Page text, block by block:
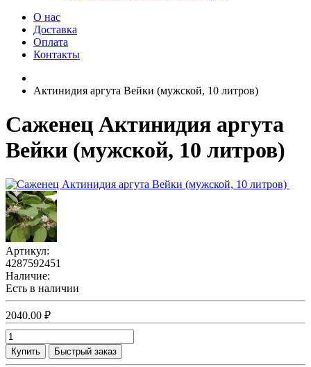
О нас
Доставка
Оплата
Контакты
Актинидия аргута Вейки (мужской, 10 литров)
Саженец Актинидия аргута
Вейки (мужской, 10 литров)
Артикул:
4287592451
Наличие:
Есть в наличии
2040.00 ₽
Купить Быстрый заказ